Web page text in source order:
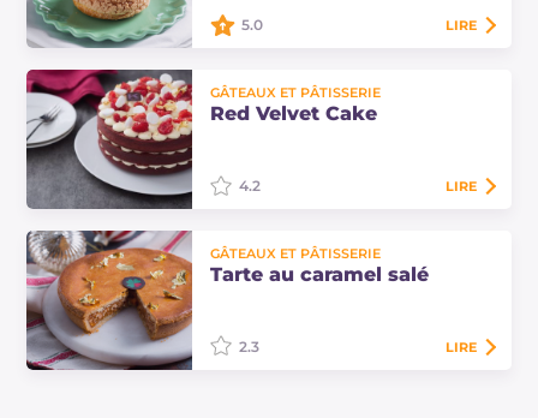
Le mon sciù de pastiera est un petit
chef-d'œuvre de pâtisserie où les
choux craquelin rencontrent une
5.0 LIRE
GÂTEAUX ET PÂTISSERIE
Red Velvet Cake
d'origine américaine vraiment
délicieux et spectaculaire, grâce à
4.2 LIRE
GÂTEAUX ET PÂTISSERIE
Tarte au caramel salé
2.3 LIRE